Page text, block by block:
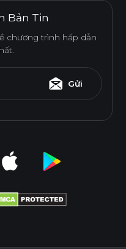
Bản Tin
chương trình hấp dẫn
Gửi